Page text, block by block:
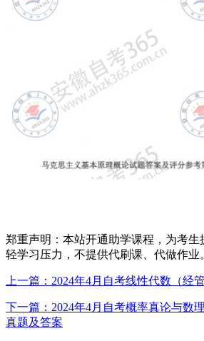
郑重声明：本站开通助学课程，为考
轻学习压力，不提供代刷课、代做作业
上一篇：2024年4月自考线性代数（经
下一篇：2024年4月自考概率真论与数
真题及答案